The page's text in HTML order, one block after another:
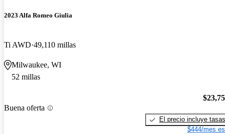
2023 Alfa Romeo Giulia
Ti AWD 49,110 millas
Milwaukee, WI
52 millas
Buena oferta
El precio incluye tasas
$444/mes